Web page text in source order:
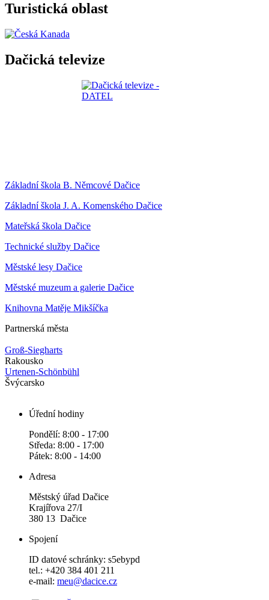
Turistická oblast
Dačická televize
Základní škola B. Němcové Dačice
Základní škola J. A. Komenského Dačice
Mateřská škola Dačice
Technické služby Dačice
Městské lesy Dačice
Městské muzeum a galerie Dačice
Knihovna Matěje Mikšíčka
Partnerská města
Groß-Siegharts
Rakousko
Urtenen-Schönbühl
Švýcarsko
Úřední hodiny
Pondělí: 8:00 - 17:00
Středa: 8:00 - 17:00
Pátek: 8:00 - 14:00
Adresa
Městský úřad Dačice
Krajířova 27/I
380 13 Dačice
Spojení
ID datové schránky: s5ebypd
tel.: +420 384 401 211
e-mail: meu@dacice.cz